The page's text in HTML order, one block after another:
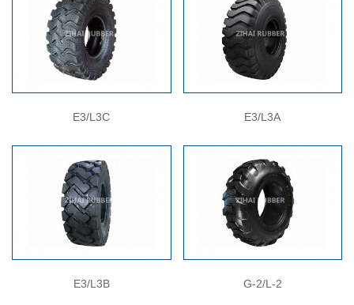
E3/L3C E3/L3A
E3/L3B G-2/L-2